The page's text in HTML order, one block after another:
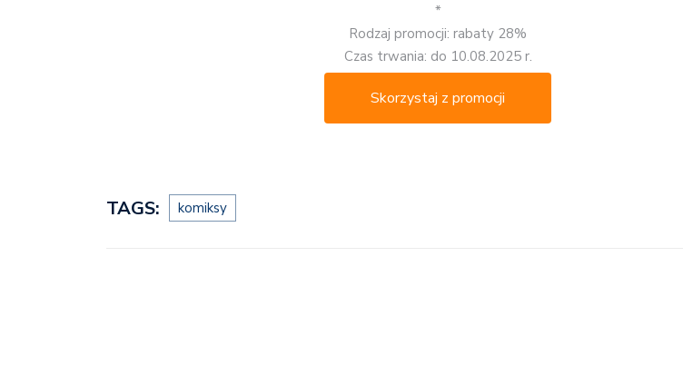
*
Rodzaj promocji: rabaty 28%
Czas trwania: do 10.08.2025 r.
Skorzystaj z promocji
TAGS: komiksy